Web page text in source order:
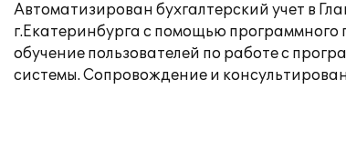
Автоматизирован бухгалтерский учет в
г.Екатеринбурга с помощью
обучение пользователей по работе с
системы. Сопровождение и